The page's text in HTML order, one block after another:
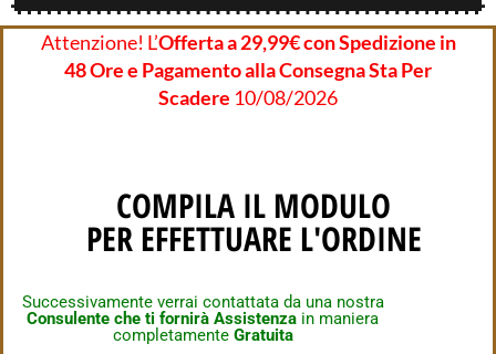
Attenzione! L’Offerta a 29,99€ con Spedizione in
48 Ore e Pagamento alla Consegna Sta Per
Scadere 10/08/2026
COMPILA IL MODULO
PER EFFETTUARE L'ORDINE
Successivamente verrai contattata da una nostra
Consulente che ti fornirà Assistenza in maniera
completamente Gratuita